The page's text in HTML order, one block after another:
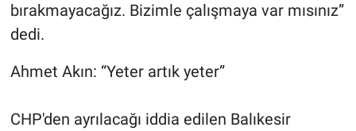
bırakmayacağız. Bizimle çalışmaya var mısınız”
dedi.
Ahmet Akın: “Yeter artık yeter”
CHP'den ayrılacağı iddia edilen Balıkesir